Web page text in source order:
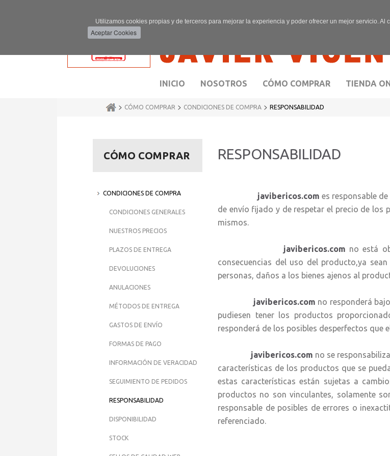
Utilizamos cookies propias y de terceros para mejorar la experiencia y poder ofrecer un mejor servicio. Al
INICIO NOSOTROS CÓMO COMPRAR TIENDA
> CÓMO COMPRAR > CONDICIONES DE COMPRA > RESPONSABILIDAD
RESPONSABILIDAD
javibericos.com es responsable
de envío fijado y de respetar el precio de los
mismos.
javibericos.com no está
consecuencias del uso del producto,ya
personas, daños a los bienes ajenos al
javibericos.com no responderá
pudiesen tener los productos
responderá de los posibles desperfectos que
javibericos.com no se
características de los productos que se
estas características están sujetas a
productos no son vinculantes, solamente
responsable de posibles de errores o
referenciado.
CÓMO COMPRAR
CONDICIONES DE COMPRA
CONDICIONES GENERALES
NUESTROS PRECIOS
PLAZOS DE ENTREGA
DEVOLUCIONES
ANULACIONES
MÉTODOS DE ENTREGA
GASTOS DE ENVÍO
FORMAS DE PAGO
INFORMACIÓN DE VERACIDAD
SEGUIMIENTO DE PEDIDOS
RESPONSABILIDAD
DISPONIBILIDAD
STOCK